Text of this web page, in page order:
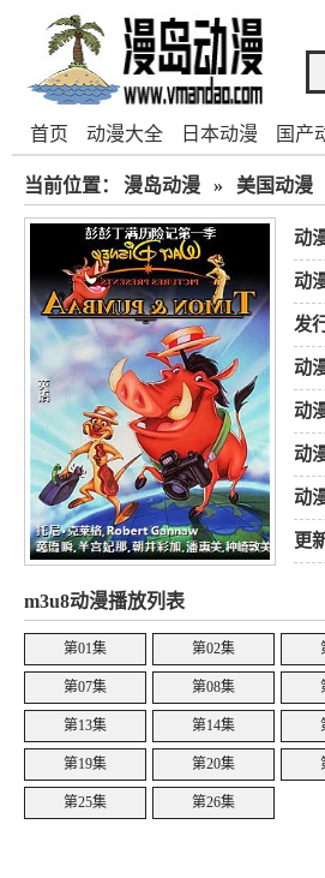
首页 动漫大全 日本动漫 国产
当前位置： 漫岛动漫 » 美国动漫
动
动
发
动
动
拉
动
动
更
m3u8动漫播放列表
第01集 第02集
第07集 第08集
第13集 第14集
第19集 第20集
第25集 第26集